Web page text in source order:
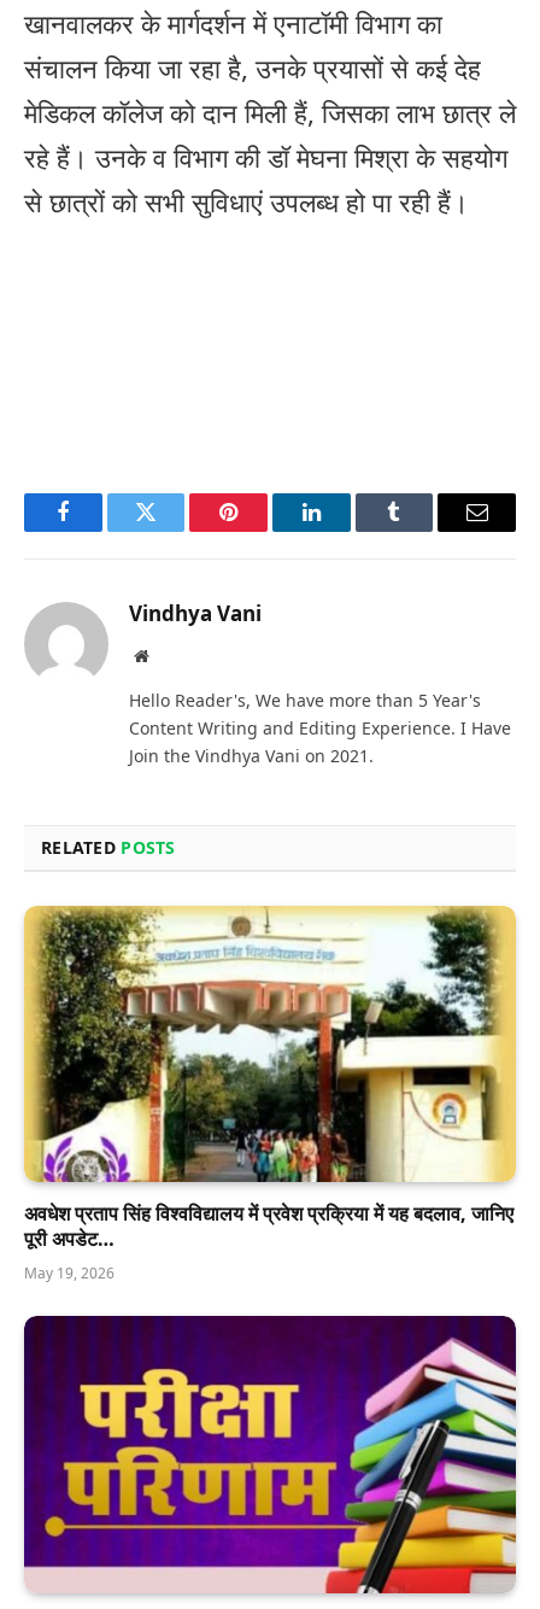
खानवालकर के मार्गदर्शन में एनाटॉमी विभाग का
संचालन किया जा रहा है, उनके प्रयासों से कई देह
मेडिकल कॉलेज को दान मिली हैं, जिसका लाभ छात्र ले
रहे हैं। उनके व विभाग की डॉ मेघना मिश्रा के सहयोग
से छात्रों को सभी सुविधाएं उपलब्ध हो पा रही हैं।
FacebookTwitter Pinterest LinkedInTumblr Email
Vindhya Vani
Website
Hello Reader's, We have more than 5 Year's
Content Writing and Editing Experience. I Have
Join the Vindhya Vani on 2021.
RELATED POSTS
अवधेश प्रताप सिंह विश्वविद्यालय में प्रवेश प्रक्रिया में यह बदलाव, जानिए
पूरी अपडेट…
May 19, 2026